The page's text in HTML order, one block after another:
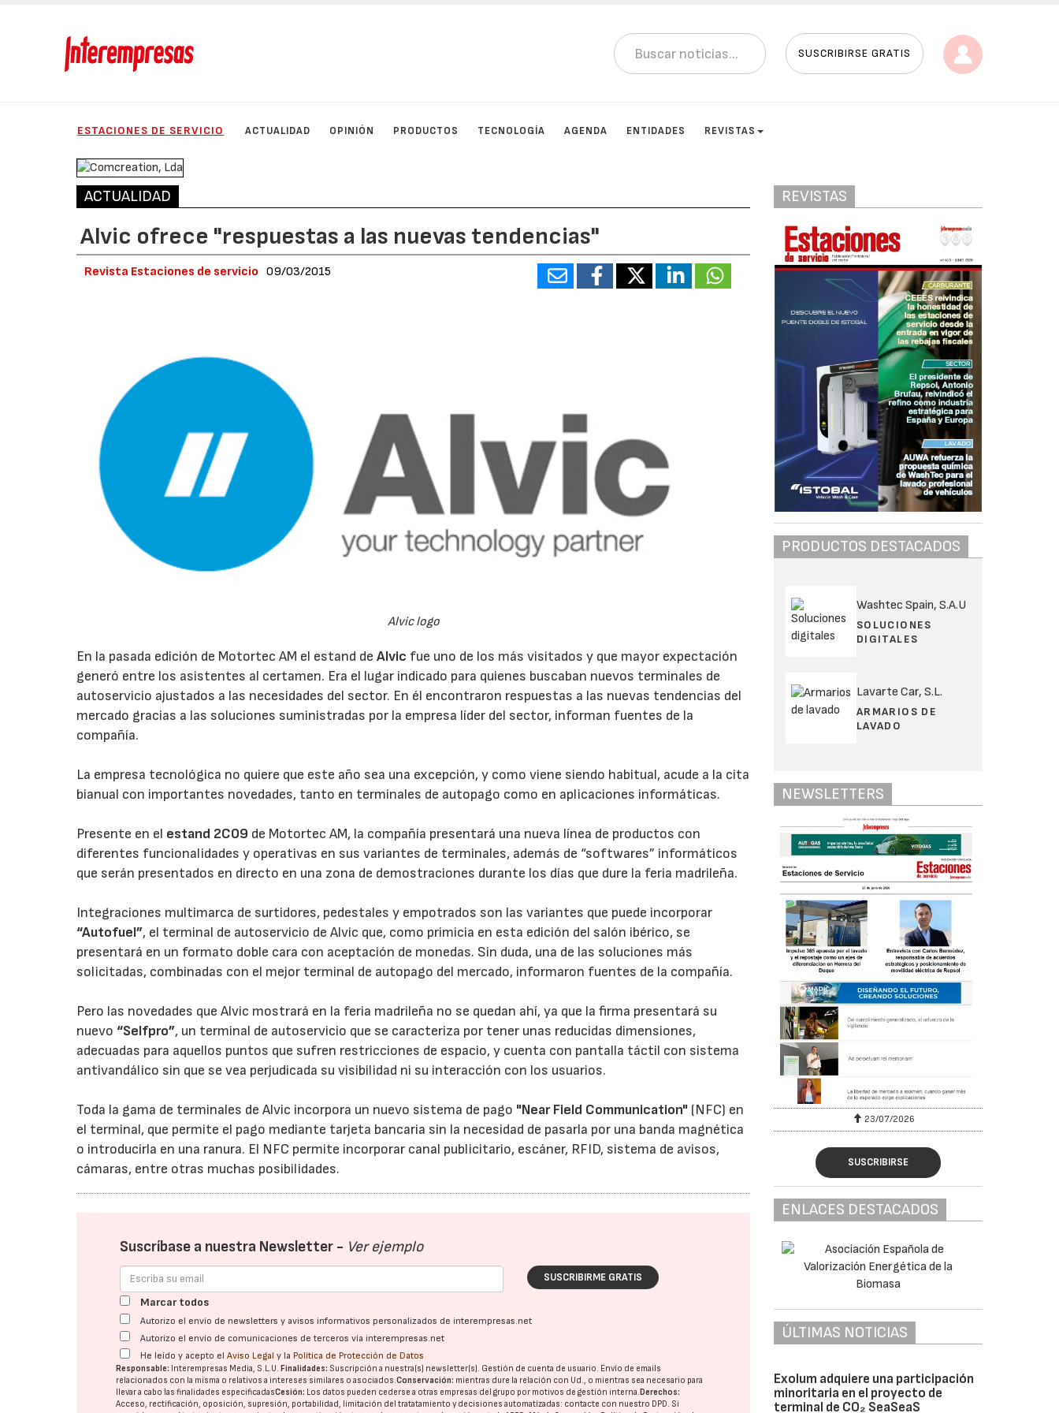
SUSCRIBIRSE GRATIS
ESTACIONES DE SERVICIO ACTUALIDAD OPINIÓN PRODUCTOS TECNOLOGÍA AGENDA ENTIDADES REVISTAS
ACTUALIDAD
Alvic ofrece "respuestas a las nuevas tendencias"
Revista Estaciones de servicio 09/03/2015
Alvic logo
En la pasada edición de Motortec AM el estand deAlvic fue uno de los más visitados y que mayor expectación
generó entre los asistentes al certamen. Era el lugar indicado para quienes buscaban nuevos terminales de
autoservicio ajustados a las necesidades del sector. En él encontraron respuestas a las nuevas tendencias del
mercado gracias a las soluciones suministradas por la empresa líder del sector, informan fuentes de la
compañía.
La empresa tecnológica no quiere que este año sea una excepción, y como viene siendo habitual, acude a la cita
bianual con importantes novedades, tanto en terminales de autopago como en aplicaciones informáticas.
Presente en el estand 2C09 de Motortec AM, la compañía presentará una nueva línea de productos con
diferentes funcionalidades y operativas en sus variantes de terminales, además de “softwares” informáticos
que serán presentados en directo en una zona de demostraciones durante los días que dure la feria madrileña.
Integraciones multimarca de surtidores, pedestales y empotrados son las variantes que puede incorporar
“Autofuel”, el terminal de autoservicio de Alvic que, como primicia en esta edición del salón ibérico, se
presentará en un formato doble cara con aceptación de monedas. Sin duda, una de las soluciones más
solicitadas, combinadas con el mejor terminal de autopago del mercado, informaron fuentes de la compañía.
Pero las novedades que Alvic mostrará en la feria madrileña no se quedan ahí, ya que la firma presentará su
nuevo “Selfpro”, un terminal de autoservicio que se caracteriza por tener unas reducidas dimensiones,
adecuadas para aquellos puntos que sufren restricciones de espacio, y cuenta con pantalla táctil con sistema
antivandálico sin que se vea perjudicada su visibilidad ni su interacción con los usuarios.
Toda la gama de terminales de Alvic incorpora un nuevo sistema de pago "Near Field Communication" (NFC) en
el terminal, que permite el pago mediante tarjeta bancaria sin la necesidad de pasarla por una banda magnética
o introducirla en una ranura. El NFC permite incorporar canal publicitario, escáner, RFID, sistema de avisos,
cámaras, entre otras muchas posibilidades.
Suscríbase a nuestra Newsletter - Ver ejemplo
SUSCRIBIRME GRATIS
Marcar todos
Autorizo el envío de newsletters y avisos informativos personalizados de interempresas.net
Autorizo el envío de comunicaciones de terceros vía interempresas.net
He leído y acepto elAviso Legal y la Política de Protección de Datos
Responsable: Interempresas Media, S.L.U.Finalidades: Suscripción a nuestra(s) newsletter(s). Gestión de cuenta de usuario. Envío de emails
relacionados con la misma o relativos a intereses similares o asociados.Conservación: mientras dure la relación con Ud., o mientras sea necesario para
llevar a cabo las finalidades especificadasCesión: Los datos pueden cederse a otras empresas del grupo por motivos de gestión interna.Derechos:
Acceso, rectificación, oposición, supresión, portabilidad, limitación del tratatamiento y decisiones automatizadas: contacte con nuestro DPD . Si
REVISTAS
PRODUCTOS DESTACADOS
Washtec Spain, S.A.U
SOLUCIONES
DIGITALES
Lavarte Car, S.L.
ARMARIOS DE
LAVADO
NEWSLETTERS
23/07/2026 30/07/2026 23/07/2026
SUSCRIBIRSE
ENLACES DESTACADOS
ÚLTIMAS NOTICIAS
Exolum adquiere una participación
minoritaria en el proyecto de
terminal de CO₂ SeaSeaS